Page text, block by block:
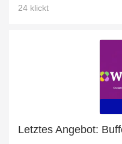
24 klickt
Letztes Angebot: